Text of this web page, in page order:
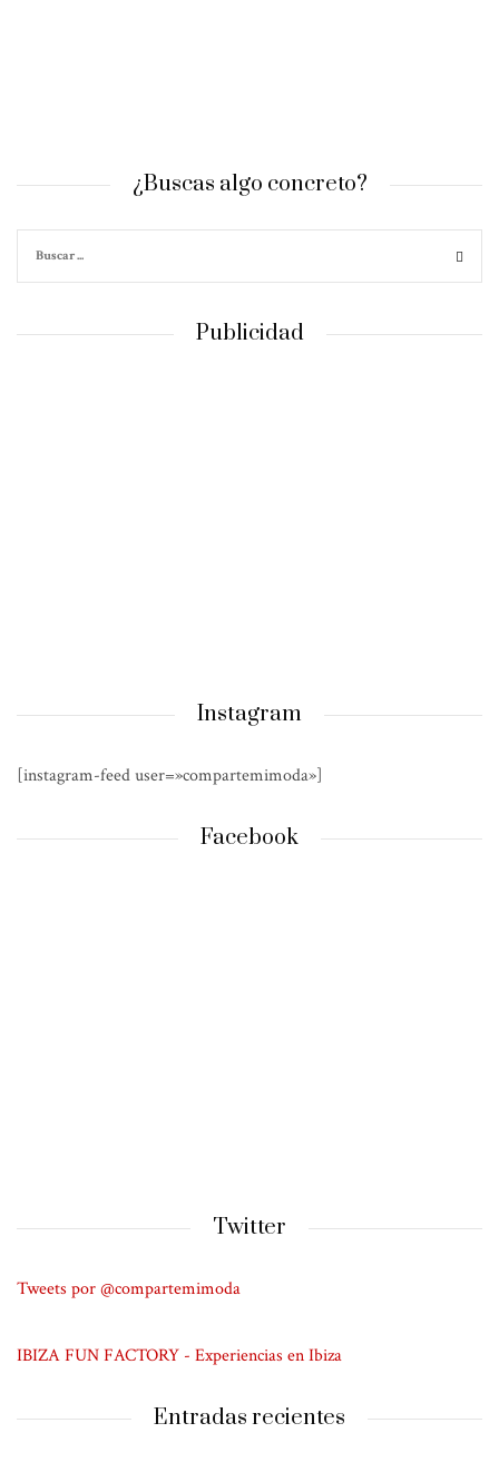
¿Buscas algo concreto?
Publicidad
Instagram
[instagram-feed user=»compartemimoda»]
Facebook
Twitter
Tweets por @compartemimoda
IBIZA FUN FACTORY - Experiencias en Ibiza
Entradas recientes